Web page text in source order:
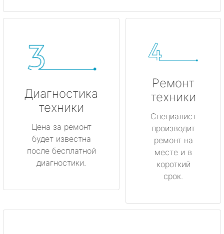
Диагностика
техники
Цена за ремонт
будет известна
после бесплатной
диагностики.
Ремонт
техники
Специалист
производит
ремонт на
месте и в
короткий
срок.